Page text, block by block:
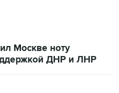
Москве ноту
ДНР и ЛНР